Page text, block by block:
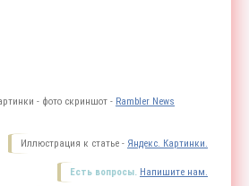
- фото скриншот - Rambler News
Иллюстрация к статье - Яндекс. Картинки.
Есть вопросы. Напишите нам.